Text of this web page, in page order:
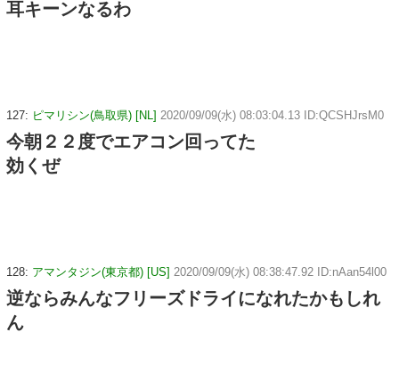
耳キーンなるわ
127: ピマリシン(鳥取県) [NL] 2020/09/09(水) 08:03:04.13 ID:QCSHJrsM0
今朝２２度でエアコン回ってた
効くぜ
128: アマンタジン(東京都) [US] 2020/09/09(水) 08:38:47.92 ID:nAan54l00
逆ならみんなフリーズドライになれたかもしれ
ん